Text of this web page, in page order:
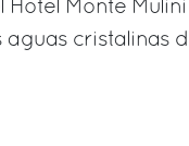
Hotel Monte
aguas cristalinas